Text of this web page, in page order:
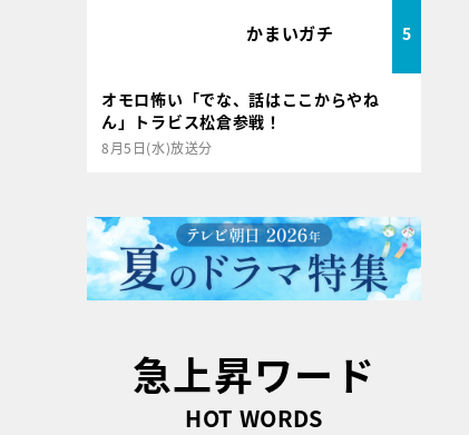
かまいガチ 5
オモロ怖い「でな、話はここからやね
ん」トラビス松倉参戦！
8月5日(水)放送分
急上昇ワード
HOT WORDS